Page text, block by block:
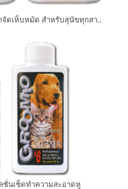
ดเห็บหมัด สำหรับสุนัขทุกสา..
ชั่นเช็ดทำความสะอาดหู